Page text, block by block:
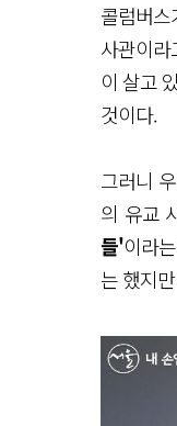
콜럼버스
사관이
이 살고
것이다.
그러니
의 유교
들'이라
는 했지